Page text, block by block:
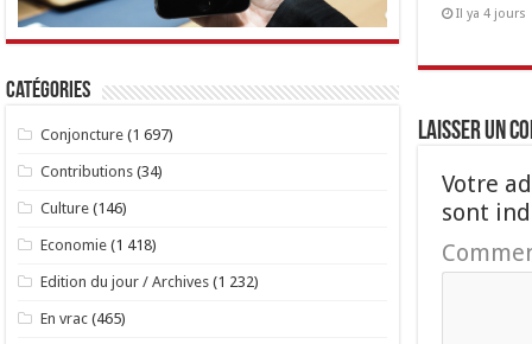
Il ya 4 jours
Laisser un
Votre
sont
Catégories
Conjoncture (1 697)
Contributions (34)
Culture (146)
Economie (1 418)
Edition du jour / Archives (1 232)
En vrac (465)